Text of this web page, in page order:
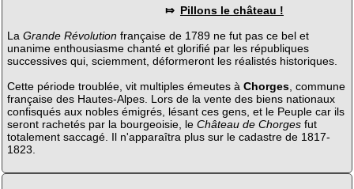
⤇ Pillons le château !
La Grande Révolution française de 1789 ne fut pas ce bel et
unanime enthousiasme chanté et glorifié par les républiques
successives qui, sciemment, déformeront les réalistés historiques.
Cette période troublée, vit multiples émeutes à Chorges, commune
française des Hautes-Alpes. Lors de la vente des biens nationaux
confisqués aux nobles émigrés, lésant ces gens, et le Peuple car ils
seront rachetés par la bourgeoisie, le Château de Chorgesfut
totalement saccagé. Il n'apparaîtra plus sur le cadastre de 1817-
1823.